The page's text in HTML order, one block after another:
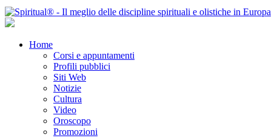
Home
Corsi e appuntamenti
Profili pubblici
Siti Web
Notizie
Cultura
Video
Oroscopo
Promozioni